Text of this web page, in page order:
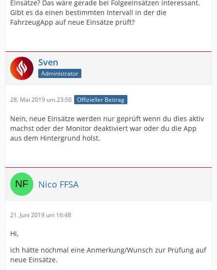
Einsätze? Das wäre gerade bei Folgeeinsätzen interessant.
Gibt es da einen bestimmten Intervall in der die
FahrzeugApp auf neue Einsätze prüft?
Sven
Administrator
28. Mai 2019 um 23:50 Offizieller Beitrag
Nein, neue Einsätze werden nur geprüft wenn du dies aktiv
machst oder der Monitor deaktiviert war oder du die App
aus dem Hintergrund holst.
Nico FFSA
21. Juni 2019 um 16:48
Hi,
ich hätte nochmal eine Anmerkung/Wunsch zur Prüfung auf
neue Einsätze.